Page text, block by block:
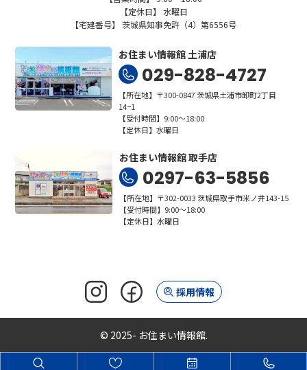
【定休日】 水曜日
【宅建番号】 茨城県知事免許（4）第6556号
お住まい情報館 土浦店
029-828-4727
【所在地】〒300-0847 茨城県土浦市卸町2丁目
14−1
【受付時間】9:00～18:00
【定休日】水曜日
お住まい情報館 取手店
0297-63-5856
【所在地】〒302-0033 茨城県取手市米ノ井143-15
【受付時間】9:00～18:00
【定休日】水曜日
採用情報
© 2025- お住まい情報館.